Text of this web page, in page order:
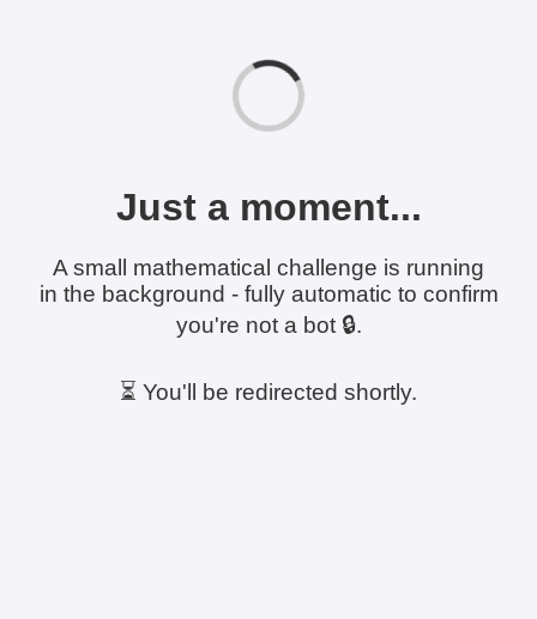
Just a moment...
A small mathematical challenge is running
in the background - fully automatic to confirm
you're not a bot 🔒.
⏳ You'll be redirected shortly.